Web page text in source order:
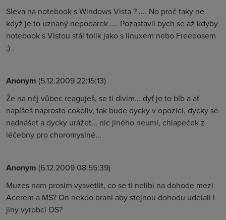
Sleva na notebook s Windows Vista ? .... No proč taky ne
když je to uznaný nepodarek .... Pozastavil bych se až kdyby
notebook s Vistou stál tolik jako s linuxem nebo Freedosem
;) .
Anonym (5.12.2009 22:15:13)
Že na něj vůbec reaguješ, se ti divím... dyť je to blb a ať
napíšeš naprosto cokoliv, tak bude dycky v opozici, dycky se
nadnášet a dycky urážet... nic jiného neumí, chlapeček z
léčebny pro choromyslné...
Anonym (6.12.2009 08:55:39)
Muzes nam prosim vysvetlit, co se ti nelibi na dohode mezi
Acerem a MS? On nekdo brani aby stejnou dohodu udelali i
jiny vyrobci OS?